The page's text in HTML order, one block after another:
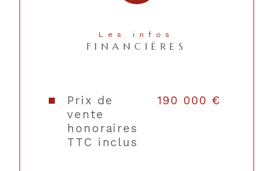
Type de chauffage Radiateur
chauffage
Nombre de garage
Les infos
FINANCIÈRES
Prix de
vente
honoraires
TTC inclus
190 000 €